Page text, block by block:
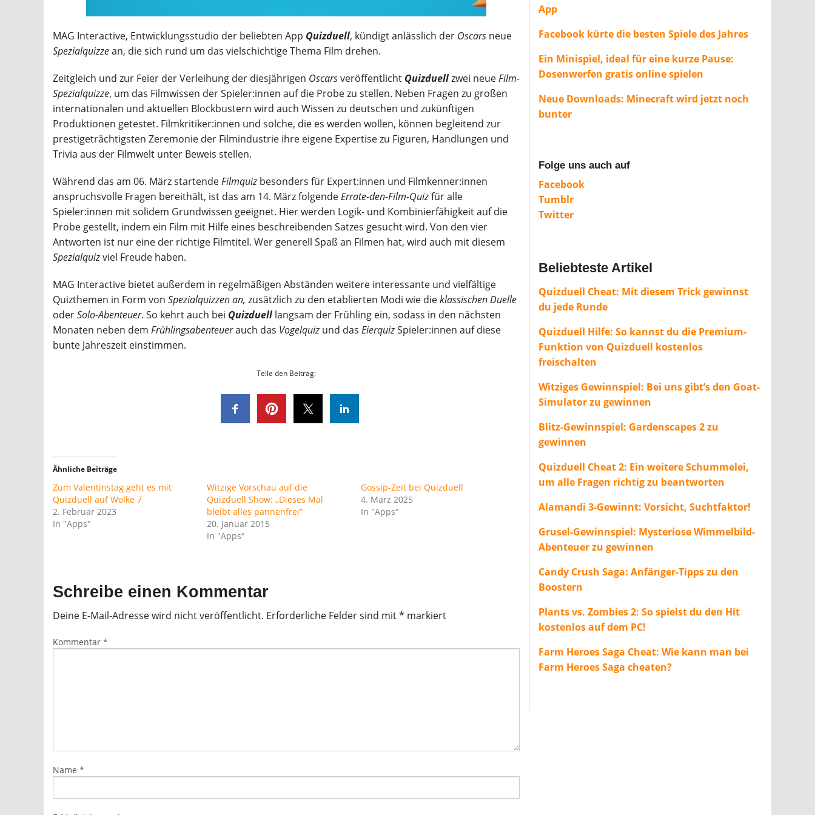
MAG Interactive, Entwicklungsstudio der beliebten App Quizduell, kündigt anlässlich der Oscars neue
Spezialquizzean, die sich rund um das vielschichtige Thema Film drehen.
Zeitgleich und zur Feier der Verleihung der diesjährigen Oscarsveröffentlicht Quizduellzwei neueFilm-
Spezialquizze, um das Filmwissen der Spieler:innen auf die Probe zu stellen. Neben Fragen zu großen
internationalen und aktuellen Blockbustern wird auch Wissen zu deutschen und zukünftigen
Produktionen getestet. Filmkritiker:innen und solche, die es werden wollen, können begleitend zur
prestigeträchtigsten Zeremonie der Filmindustrie ihre eigene Expertise zu Figuren, Handlungen und
Trivia aus der Filmwelt unter Beweis stellen.
Während das am 06. März startendeFilmquiz besonders für Expert:innen und Filmkenner:innen
anspruchsvolle Fragen bereithält, ist das am 14. März folgendeErrate-den-Film-Quizfür alle
Spieler:innen mit solidem Grundwissen geeignet. Hier werden Logik- und Kombinierfähigkeit auf die
Probe gestellt, indem ein Film mit Hilfe eines beschreibenden Satzes gesucht wird. Von den vier
Antworten ist nur eine der richtige Filmtitel. Wer generell Spaß an Filmen hat, wird auch mit diesem
Spezialquizviel Freude haben.
MAG Interactive bietet außerdem in regelmäßigen Abständen weitere interessante und vielfältige
Quizthemen in Form von Spezialquizzen an, zusätzlich zu den etablierten Modi wie dieklassischen Duelle
oderSolo-Abenteuer. So kehrt auch bei Quizduelllangsam der Frühling ein, sodass in den nächsten
Monaten neben dem Frühlingsabenteuerauch das Vogelquiz und das EierquizSpieler:innen auf diese
bunte Jahreszeit einstimmen.
Teile den Beitrag:
Ähnliche Beiträge
Zum Valentinstag geht es mit
Quizduell auf Wolke 7
2. Februar 2023
In "Apps"
Witzige Vorschau auf die
Quizduell Show: „Dieses Mal
bleibt alles pannenfrei“
20. Januar 2015
In "Apps"
Gossip-Zeit bei Quizduell
4. März 2025
In "Apps"
Schreibe einen Kommentar
Deine E-Mail-Adresse wird nicht veröffentlicht. Erforderliche Felder sind mit* markiert
Kommentar *
Name *
App
Facebook kürte die besten Spiele des Jahres
Ein Minispiel, ideal für eine kurze Pause:
Dosenwerfen gratis online spielen
Neue Downloads: Minecraft wird jetzt noch
bunter
Folge uns auch auf
Facebook
Tumblr
Twitter
Beliebteste Artikel
Quizduell Cheat: Mit diesem Trick gewinnst
du jede Runde
Quizduell Hilfe: So kannst du die Premium-
Funktion von Quizduell kostenlos
freischalten
Witziges Gewinnspiel: Bei uns gibt’s den Goat-
Simulator zu gewinnen
Blitz-Gewinnspiel: Gardenscapes 2 zu
gewinnen
Quizduell Cheat 2: Ein weitere Schummelei,
um alle Fragen richtig zu beantworten
Alamandi 3-Gewinnt: Vorsicht, Suchtfaktor!
Grusel-Gewinnspiel: Mysteriose Wimmelbild-
Abenteuer zu gewinnen
Candy Crush Saga: Anfänger-Tipps zu den
Boostern
Plants vs. Zombies 2: So spielst du den Hit
kostenlos auf dem PC!
Farm Heroes Saga Cheat: Wie kann man bei
Farm Heroes Saga cheaten?